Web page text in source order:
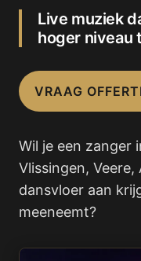
Live muziek
hoger niveau
VRAAG
Wil je een zanger
Vlissingen,
dansvloer aan
meeneemt?